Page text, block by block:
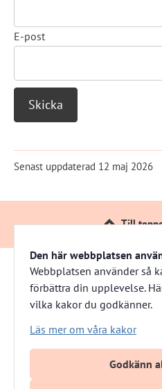
Den här webbplatsen
Webbplatsen använder så
förbättra din upplevelse.
vilka kakor du godkänner.
Läs mer om våra kakor
Godkänn
E-post
Senast uppdaterad 12 maj 2026
Till
Härnösandshus
Växel: 0611-882 00
E-post: info@harnosandshus.se